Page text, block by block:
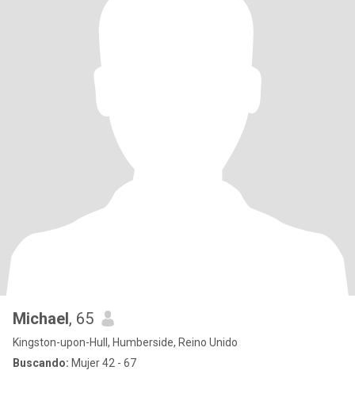
Michael, 65
Kingston-upon-Hull, Humberside, Reino Unido
Buscando: Mujer 42 - 67